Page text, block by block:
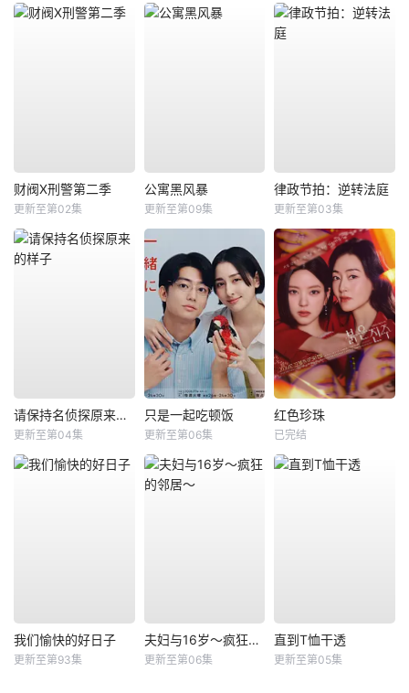
财阀X刑警第二季
更新至第02集
公寓黑风暴
更新至第09集
律政节拍：逆转法庭
更新至第03集
请保持名侦探原来的样子
更新至第04集
只是一起吃顿饭
更新至第06集
红色珍珠
已完结
我们愉快的好日子
更新至第93集
夫妇与16岁～疯狂的邻居～
更新至第06集
直到T恤干透
更新至第05集